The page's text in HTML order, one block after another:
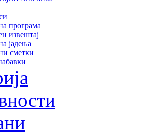
програма
извештај
јадења
сметки